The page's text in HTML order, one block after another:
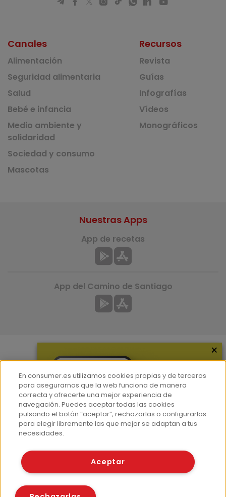
Canales
Alimentación
Seguridad alimentaria
Salud
Bebé e infancia
Medio ambiente y
solidaridad
Sociedad y consumo
Mascotas
Recursos
Revista
Guías
Infografías
Vídeos
Monográficos
Más información
¿Quiénes somos?
Hemeroteca
Contacto
Prensa
Nuestras Apps
App de recetas
App del Camino de Santiago
© Fundación EROSKI
×
En consumer.es utilizamos cookies propias y de terceros
para asegurarnos que la web funciona de manera
correcta y ofrecerte una mejor experiencia de
navegación. Puedes aceptar todas las cookies
pulsando el botón “aceptar”, rechazarlas o configurarlas
para elegir libremente las que mejor se adaptan a tus
necesidades.
Aceptar